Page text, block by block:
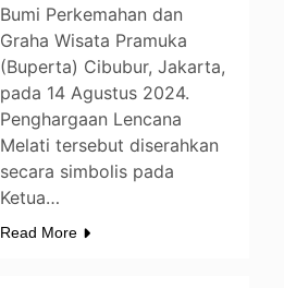
Bumi Perkemahan dan
Graha Wisata Pramuka
(Buperta) Cibubur, Jakarta,
pada 14 Agustus 2024.
Penghargaan Lencana
Melati tersebut diserahkan
secara simbolis pada
Ketua…
Read More